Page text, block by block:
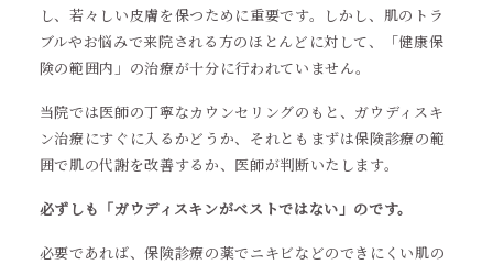
し、若々しい皮膚を保つために重要です。しかし、肌のトラ
ブルやお悩みで来院される方のほとんどに対して、「健康保
険の範囲内」の治療が十分に行われていません。
当院では医師の丁寧なカウンセリングのもと、ガウディスキ
ン治療にすぐに入るかどうか、それともまずは保険診療の範
囲で肌の代謝を改善するか、医師が判断いたします。
必ずしも「ガウディスキンがベストではない」のです。
必要であれば、保険診療の薬でニキビなどのできにくい肌の